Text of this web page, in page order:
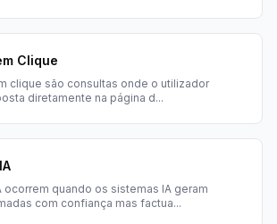
Clique
clique são consultas onde o utilizador
diretamente na página d...
ocorrem quando os sistemas IA geram
com confiança mas factua...